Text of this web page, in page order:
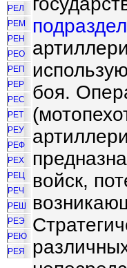
РЕЛ
РЕМ
РЕН
РЕО
РЕП
РЕР
РЕС
РЕТ
РЕУ
РЕФ
РЕХ
РЕЦ
РЕЧ
РЕШ
РЕЭ
РЕЮ
РЕЯ
боя.
войск,